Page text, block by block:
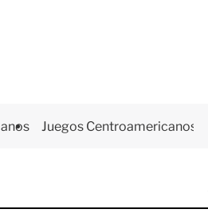
Juegos Centroamericanos